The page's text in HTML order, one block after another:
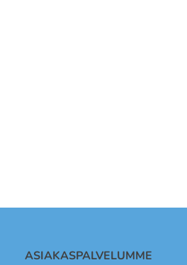
ASIAKASPALVELUMME